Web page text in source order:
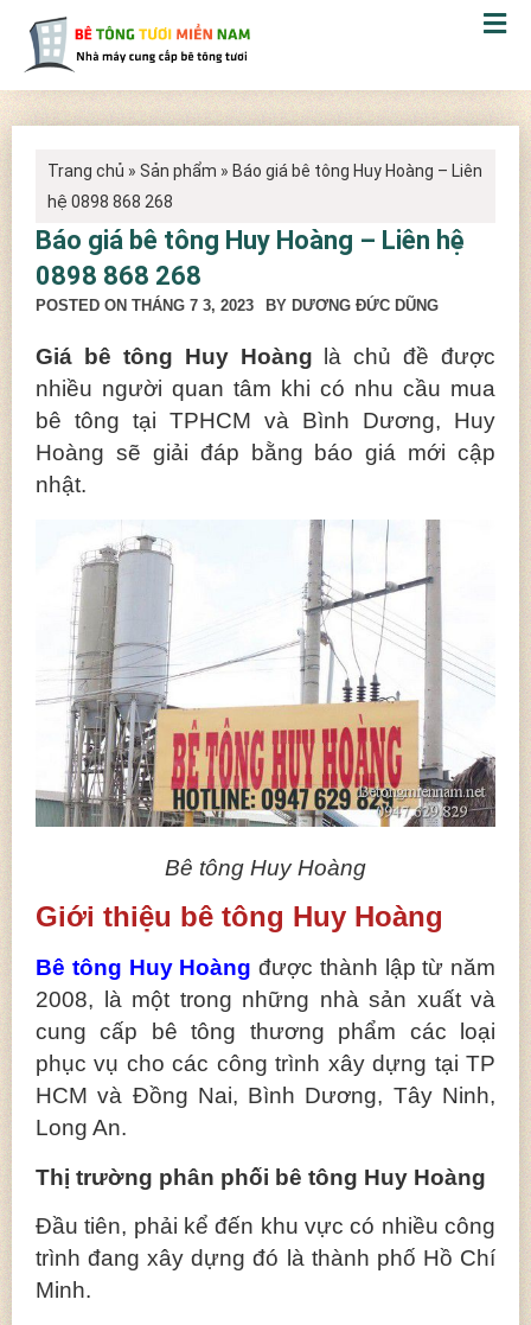
Trang chủ » Sản phẩm » Báo giá bê tông Huy Hoàng – Liên
hệ 0898 868 268
Báo giá bê tông Huy Hoàng – Liên hệ
0898 868 268
POSTED ON THÁNG 7 3, 2023 BY DƯƠNG ĐỨC DŨNG
Giá bê tông Huy Hoàng là chủ đề được
nhiều người quan tâm khi có nhu cầu mua
bê tông tại TPHCM và Bình Dương, Huy
Hoàng sẽ giải đáp bằng báo giá mới cập
nhật.
Bê tông Huy Hoàng
Giới thiệu bê tông Huy Hoàng
Bê tông Huy Hoàng được thành lập từ năm
2008, là một trong những nhà sản xuất và
cung cấp bê tông thương phẩm các loại
phục vụ cho các công trình xây dựng tại TP
HCM và Đồng Nai, Bình Dương, Tây Ninh,
Long An.
Thị trường phân phối bê tông Huy Hoàng
Đầu tiên, phải kể đến khu vực có nhiều công
trình đang xây dựng đó là thành phố Hồ Chí
Minh.